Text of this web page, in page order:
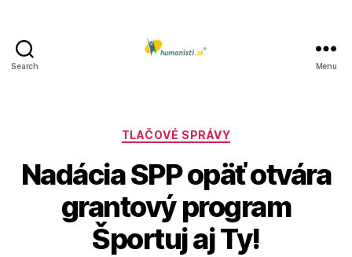
Search Menu
Kategórie
TLAČOVÉ SPRÁVY
Nadácia SPP opäť otvára
grantový program
Športuj aj Ty!